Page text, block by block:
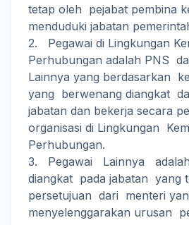
tetap oleh pejabat pembina
menduduki jabatan
2. Pegawai di Lingkungan
Perhubungan adalah PNS
Lainnya yang berdasarkan
yang berwenang diangkat
jabatan dan bekerja secara
organisasi di Lingkungan
Perhubungan.
3. Pegawai Lainnya
diangkat pada jabatan yang
persetujuan dari menteri
menyelenggarakan urusan